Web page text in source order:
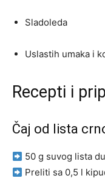
Sladoleda
Uslastih umaka i
Recepti i
Čaj od lista
50 g suvog lista
Preliti sa 0,5 l